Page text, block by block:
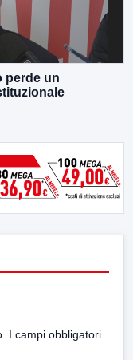
perde un
I campi obbligatori